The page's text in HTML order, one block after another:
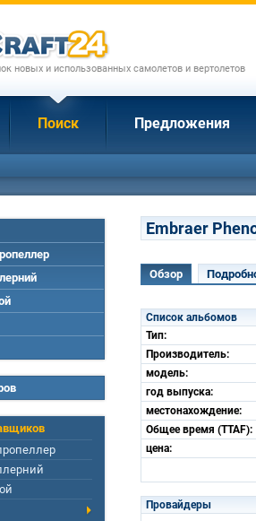
новых и использованных самолетов и вертолетов
Поиск Предложения
Embraer
Обзор
Список альбомов
Тип:
Производитель:
модель:
год выпуска:
местонахождение:
Общее время (TTAF):
цена:
Провайдеры